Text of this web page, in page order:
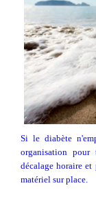
Si le diabète
organisation pour
décalage horaire
matériel sur place.